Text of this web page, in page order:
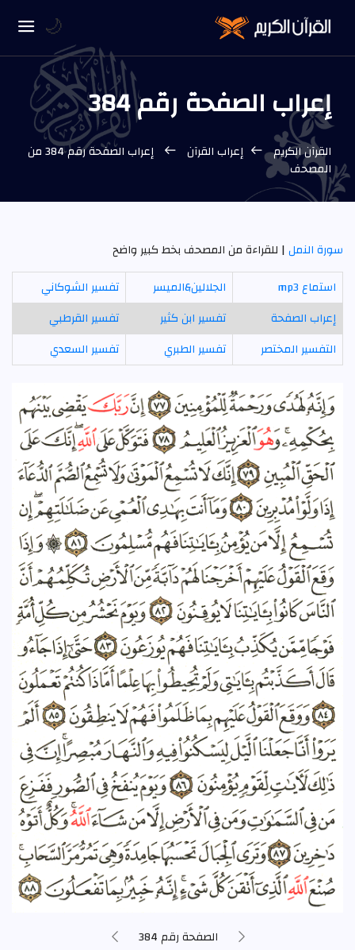
إعراب الصفحة رقم 384
القرآن الكريم إعراب القرآن
إعراب الصفحة رقم 384 من
المصحف
سورة النمل| للقراءة من المصحف بخط كبير واضح
استماع mp3
الجلالين&الميسر
تفسير الشوكاني
إعراب الصفحة
تفسير ابن كثير
تفسير القرطبي
التفسير المختصر
تفسير الطبري تفسير السعدي
الصفحة رقم 384
🌙